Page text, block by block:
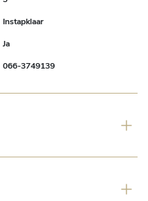
Instapklaar
Ja
066-3749139